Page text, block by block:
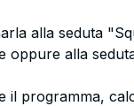
alla seduta
oppure alla
il programma,